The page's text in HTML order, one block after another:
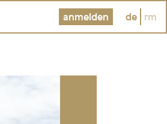
anmelden de rm